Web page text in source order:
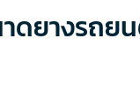
ยางรถย